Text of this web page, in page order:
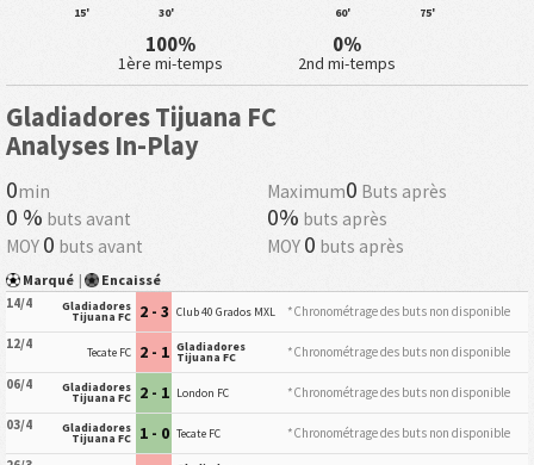
15' 30' 60' 75'
100%
1ère mi-temps
0%
2nd mi-temps
Gladiadores Tijuana FC
Analyses In-Play
0min Maximum0 Buts après
0 % buts avant 0% buts après
MOY 0 buts avant MOY 0 buts après
Marqué | Encaissé
14/4 Gladiadores
Tijuana FC 2 - 3 Club 40 Grados MXL
*Chronométrage des buts non disponible
12/4
Tecate FC 2 - 1 Gladiadores
Tijuana FC
*Chronométrage des buts non disponible
06/4
Gladiadores
Tijuana FC 2 - 1 London FC
*Chronométrage des buts non disponible
03/4
Gladiadores
Tijuana FC 1 - 0 Tecate FC
*Chronométrage des buts non disponible